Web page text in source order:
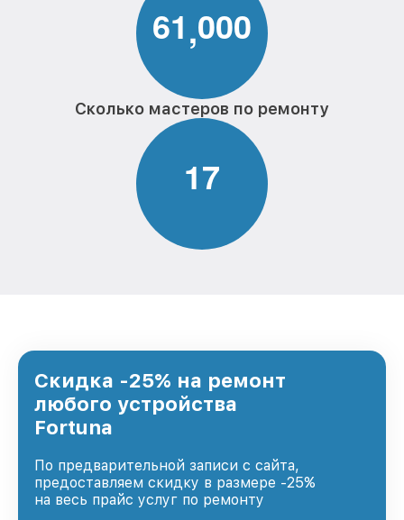
61,000
Сколько мастеров по ремонту
17
Скидка -25% на ремонт
любого устройства
Fortuna
По предварительной записи с сайта,
предоставляем скидку в размере -25%
на весь прайс услуг по ремонту